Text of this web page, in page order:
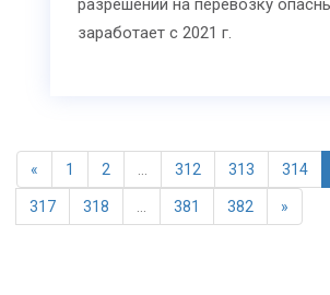
разрешений на перевозку
заработает с 2021 г.
« 1 2 312 313 314
317 318 381 382 »